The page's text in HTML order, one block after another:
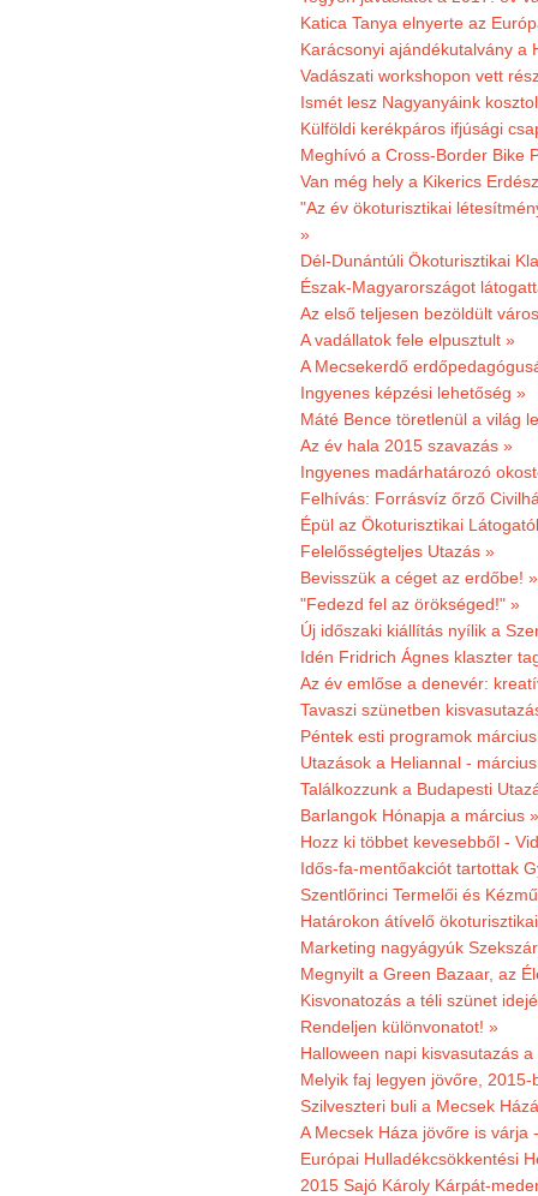
Katica Tanya elnyerte az
Karácsonyi ajándékutalvány a
Vadászati workshopon vett
Ismét lesz Nagyanyáink
Külföldi kerékpáros ifjúsági
Meghívó a Cross-Border Bike
Van még hely a Kikerics
"Az év ökoturisztikai
»
Dél-Dunántúli Ökoturisztikai
Észak-Magyarországot
Az első teljesen bezöldült
A vadállatok fele elpusztult »
A Mecsekerdő
Ingyenes képzési lehetőség »
Máté Bence töretlenül a világ
Az év hala 2015 szavazás »
Ingyenes madárhatározó
Felhívás: Forrásvíz őrző
Épül az Ökoturisztikai
Felelősségteljes Utazás »
Bevisszük a céget az erdőbe! »
"Fedezd fel az örökséged!" »
Új időszaki kiállítás nyílik a
Idén Fridrich Ágnes klaszter
Az év emlőse a denevér:
Tavaszi szünetben
Péntek esti programok
Utazások a Heliannal -
Találkozzunk a Budapesti
Barlangok Hónapja a március »
Hozz ki többet kevesebből -
Idős-fa-mentőakciót tartottak
Szentlőrinci Termelői és
Határokon átívelő
Marketing nagyágyúk
Megnyilt a Green Bazaar, az
Kisvonatozás a téli szünet
Rendeljen különvonatot! »
Halloween napi kisvasutazás
Melyik faj legyen jövőre,
Szilveszteri buli a Mecsek
A Mecsek Háza jövőre is várja
Európai Hulladékcsökkentési
2015 Sajó Károly Kárpát-